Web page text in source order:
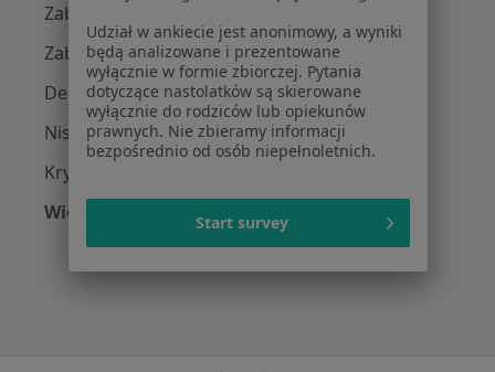
Zaburzenia lękowe w Oleśnicy
Zaburzenia emocjonalne w Oleśnicy
Depresja w Oleśnicy
Niskie poczucie własnej wartości w Oleśnicy
Kryzys emocjonalny w Oleśnicy
Więcej (15)
Więcej w kategorii: Najczęście leczone
Udział w ankiecie jest anonimowy, a wyniki
będą analizowane i prezentowane
wyłącznie w formie zbiorczej. Pytania
dotyczące nastolatków są skierowane
wyłącznie do rodziców lub opiekunów
prawnych. Nie zbieramy informacji
bezpośrednio od osób niepełnoletnich.
Start survey